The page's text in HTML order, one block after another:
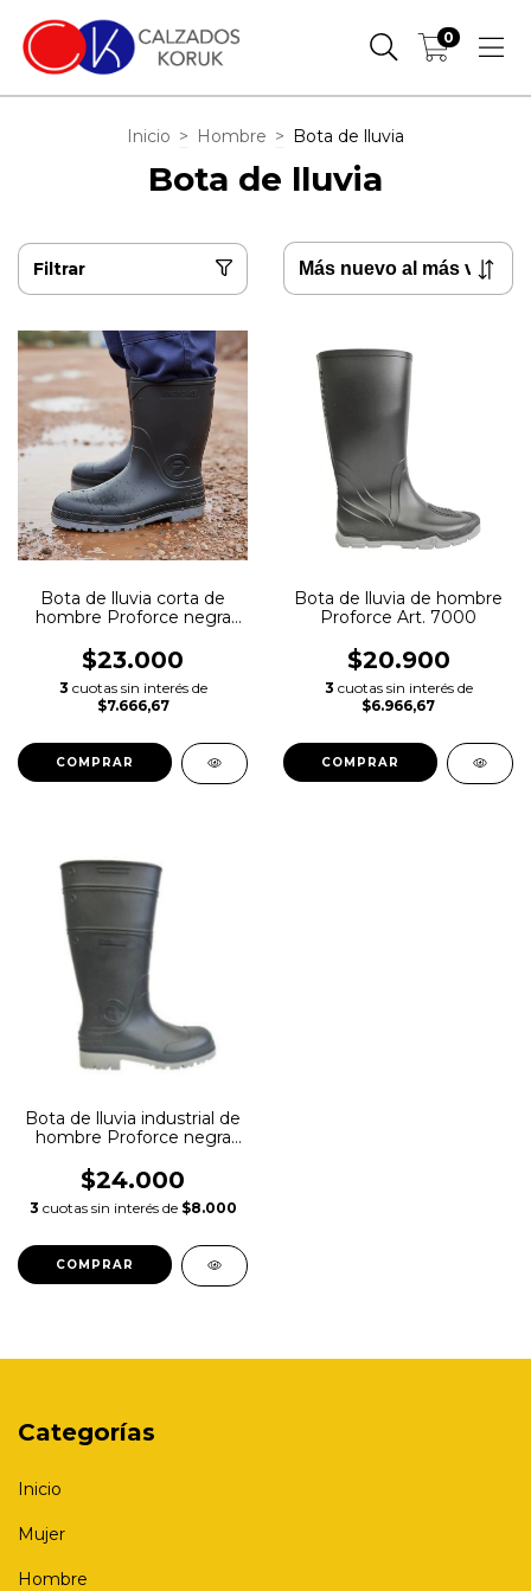
0
Inicio > Hombre > Bota de lluvia
Bota de lluvia
Filtrar
Bota de lluvia corta de
hombre Proforce negra
$23.000
3 cuotas sin interés de
$7.666,67
COMPRAR
Bota de lluvia de hombre
Proforce Art. 7000
$20.900
3 cuotas sin interés de
$6.966,67
COMPRAR
Bota de lluvia industrial de
hombre Proforce negra
$24.000
3 cuotas sin interés de $8.000
COMPRAR
Categorías
Inicio
Mujer
Hombre